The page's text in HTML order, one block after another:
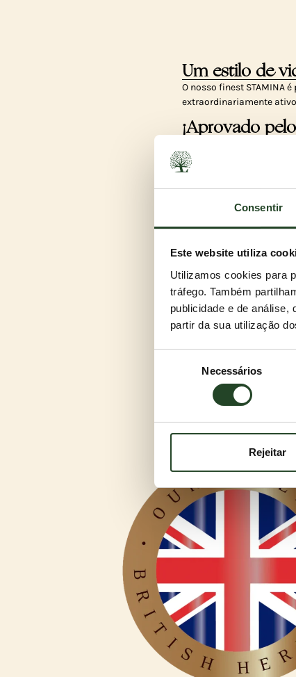
Consentir
Este website utiliza
Utilizamos cookies para
tráfego. Também
publicidade e de análise,
partir da sua utilização
consentimento
Necessários
Rejeitar
Um estilo de
O nosso finest STAMINA
extraordinariamente
¡Aprovado
estáveis para que o seu
Impulso de
Elaborado com frango
saborosa, este alimento